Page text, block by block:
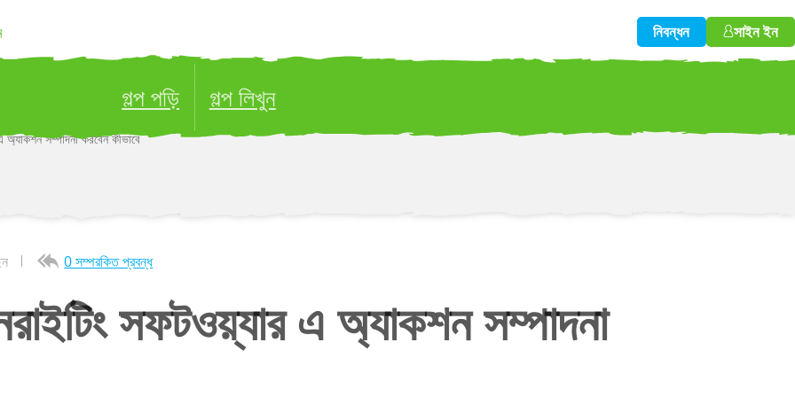
নিবন্ধন সাইন ইন
গল্প পড়ি গল্প লিখুন
সম্পাদনা করবেন কীভাবে
0 সম্পরকিত প্রবন্ধ
সফটওয়্যার এ অ্যাকশন সম্পাদনা